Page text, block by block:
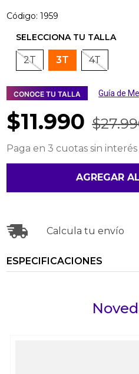
Código:1959
2T 3T 4T
CONOCE TU TALLA Guía de
$11.990 $27.
Paga en 3 cuotas sin interés
AGREGAR
Calcula tu envío
ESPECIFICACIONES